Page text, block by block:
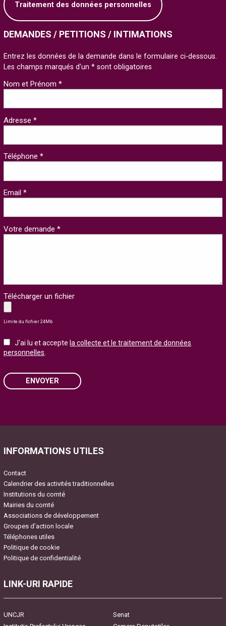
Traitement des données personnelles
DEMANDES / PETITIONS / INTIMATIONS
Entrez les données de la demande dans le formulaire ci-dessous.
Les champs marqués d'un * sont obligatoires
Nom et Prénom *
Adresse *
Téléphone *
Email *
Votre demande *
Télécharger un fichier
Limite du fichier 24Mb
J'ai lu et accepte la collecte et le traitement de données
personnelles.
ENVOYER
empty.
INFORMATIONS UTILES
Contact
Calendrier des activités traditionnelles
Institutions du comté
Mairies du comté
Associations de développement
Groupes d’action locale
Téléphones utiles
Politique de cookie
Politique de confidentialité
LINK-URI RAPIDE
UNCJR
Senat